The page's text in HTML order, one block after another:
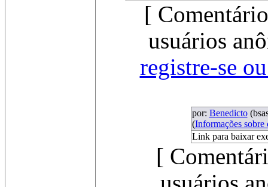
[
usuários
registre-se
por: Benedicto
(Informações sobre
Link para baixar
[